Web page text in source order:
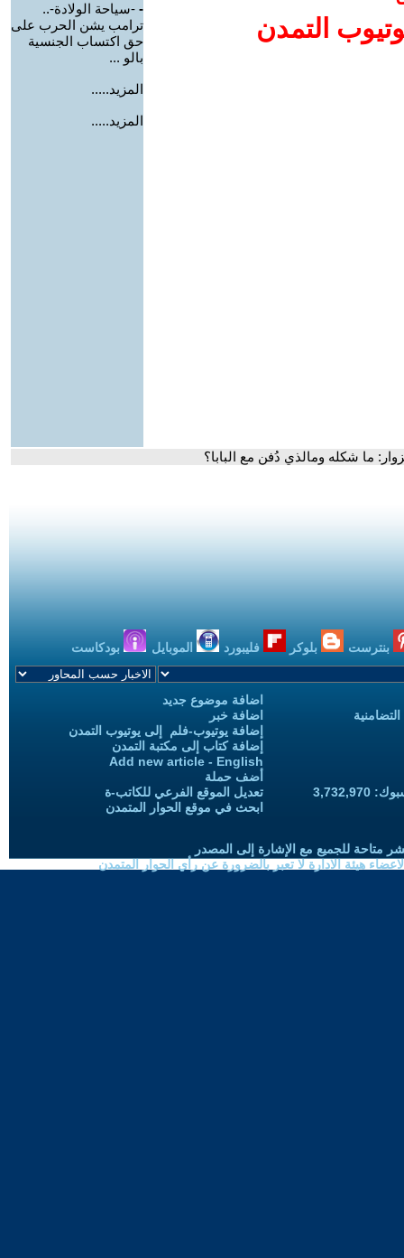
التمدن
- -سياحة الولادة-..
ترامب يشن الحرب على
حق اكتساب الجنسية
بالو ...
المزيد.....
المزيد.....
ما شكله ومالذي دُفن مع البابا؟
بنترست بلوكر فليبورد الموبايل بودكاست
اضافة موضوع جديد
اضافة خبر
إضافة يوتيوب-فلم إلى يوتيوب التمدن
إضافة كتاب إلى مكتبة التمدن
Add new article - English
أضف حملة
تعديل الموقع الفرعي للكاتب-ة
ابحث في موقع الحوار المتمدن
متاحة للجميع مع الإشارة إلى المصدر
هيئة الادارة لا تعبر بالضرورة عن رأي الحوار المتمدن